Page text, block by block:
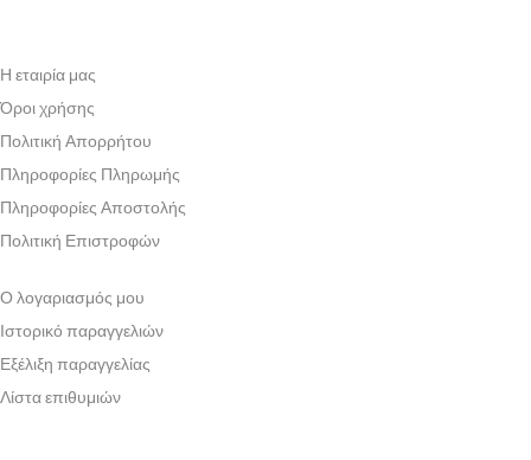
Η εταιρία μας
Όροι χρήσης
Πολιτική Απορρήτου
Πληροφορίες Πληρωμής
Πληροφορίες Αποστολής
Πολιτική Επιστροφών
Ο λογαριασμός μου
Ιστορικό παραγγελιών
Εξέλιξη παραγγελίας
Λίστα επιθυμιών